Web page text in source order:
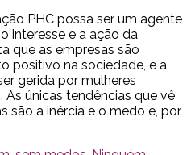
PHC possa ser um agente
interesse e a ação da
que as empresas são
positivo na sociedade, e a
gerida por mulheres
As únicas tendências que vê
são a inércia e o medo e, por